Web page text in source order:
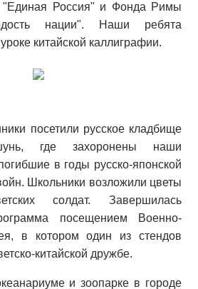
"Единая Россия" и Фонда Римы
нации". Наши ребята
китайской каллиграфии.
посетили русское кладбище
где захоронены наши
в годы русско-японской
Школьники возложили цветы
солдат. Завершилась
посещением Военно-
в котором один из стендов
китайской дружбе.
и зоопарке в городе